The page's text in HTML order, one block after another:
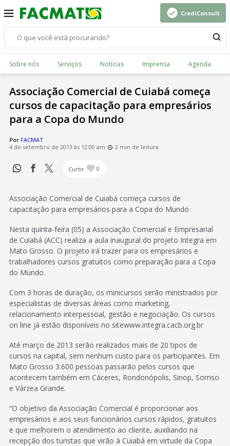
CrediConsult
Sobre nós Serviços Notícias Imprensa Agenda
Associação Comercial de Cuiabá começa
cursos de capacitação para empresários
para a Copa do Mundo
Por FACMAT
4 de setembro de 2013 às 12:00 am
2 min de leitura
Curtir 0
Associação Comercial de Cuiabá começa cursos de
capacitação para empresários para a Copa do Mundo
Nesta quinta-feira (05) a Associação Comercial e Empresarial
de Cuiabá (ACC) realiza a aula inaugural do projeto Integra em
Mato Grosso. O projeto irá trazer para os empresários e
trabalhadores cursos gratuitos como preparação para a Copa
do Mundo.
Com 3 horas de duração, os minicursos serão ministrados por
especialistas de diversas áreas como marketing,
relacionamento interpessoal, gestão e negociação. Os cursos
on line já estão disponíveis no sitewww.integra.cacb.org.br
Até março de 2013 serão realizados mais de 20 tipos de
cursos na capital, sem nenhum custo para os participantes. Em
Mato Grosso 3.600 pessoas passarão pelos cursos que
acontecem também em Cáceres, Rondonópolis, Sinop, Sorriso
e Várzea Grande.
“O objetivo da Associação Comercial é proporcionar aos
empresários e aos seus funcionários cursos rápidos, gratuitos
e que melhorem o atendimento ao cliente, auxiliando na
recepção dos turistas que virão à Cuiabá em virtude da Copa